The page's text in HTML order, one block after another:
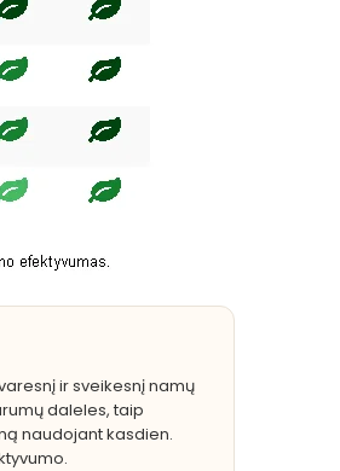
ir sveikesnį namų
daleles, taip
naudojant kasdien.